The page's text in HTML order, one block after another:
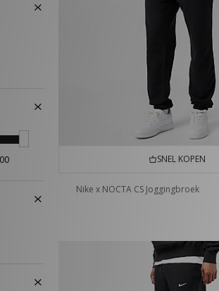
SNEL KOPEN
Nike x NOCTA CS Joggingbroek